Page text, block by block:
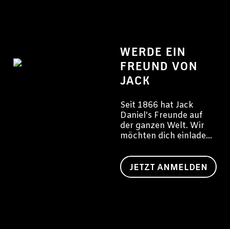
WERDE EIN
FREUND VON
JACK
Seit 1866 hat Jack
Daniel's Freunde auf
der ganzen Welt. Wir
möchten dich einladen,
Jack zu werden.
JETZT ANMELDEN